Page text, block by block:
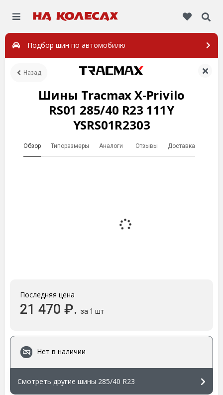
Подбор шин по автомобилю
Назад
Шины Tracmax X-Privilo
RS01 285/40 R23 111Y
YSRS01R2303
Обзор Типоразмеры Аналоги Отзывы Доставка
Последняя цена
21 470 ₽. за 1 шт
Нет в наличии
Смотреть другие шины 285/40 R23